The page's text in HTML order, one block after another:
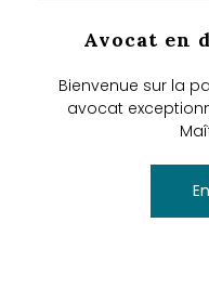
Avocat en
Bienvenue sur la
avocat